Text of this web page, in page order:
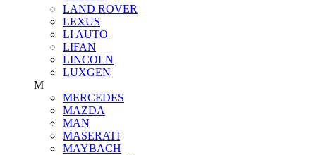
LAND ROVER
LEXUS
LI AUTO
LIFAN
LINCOLN
LUXGEN
M
MERCEDES
MAZDA
MAN
MASERATI
MAYBACH